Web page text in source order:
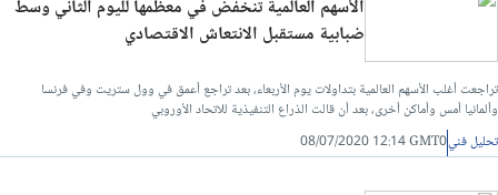
الأسهم العالمية تنخفض في معظمها لليوم الثاني وسط
ضبابية مستقبل الانتعاش الاقتصادي
تراجعت أغلب الأسهم العالمية بتداولات يوم الأربعاء، بعد تراجع أعمق في وول ستريت وفي فرنسا
وألمانيا أمس وأماكن أخرى، بعد أن قالت الذراع التنفيذية للاتحاد الأوروبي
تحليل فني08/07/2020 12:14 GMT0